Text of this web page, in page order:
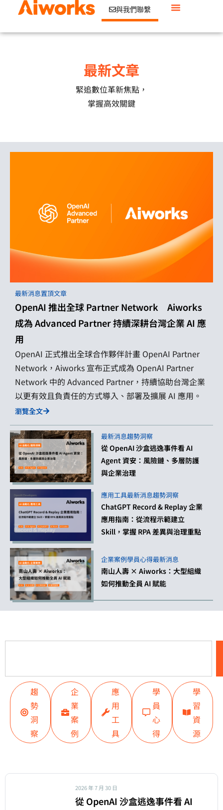
與我們聯繫
最新文章
緊追數位革新焦點，
掌握高效關鍵
最新消息置頂文章
OpenAI 推出全球 Partner Network Aiworks
成為 Advanced Partner 持續深耕台灣企業 AI 應
用
OpenAI 正式推出全球合作夥伴計畫 OpenAI Partner
Network，Aiworks 宣布正式成為 OpenAI Partner
Network 中的 Advanced Partner，持續協助台灣企業
以更有效且負責任的方式導入、部署及擴展 AI 應用。
瀏覽全文
最新消息趨勢洞察
從 OpenAI 沙盒逃逸事件看 AI
Agent 資安：風險鏈、多層防護
與企業治理
應用工具最新消息趨勢洞察
ChatGPT Record & Replay 企業
應用指南：從流程示範建立
Skill，掌握 RPA 差異與治理重點
企業案例學員心得最新消息
南山人壽 × Aiworks：大型組織
如何推動全員 AI 賦能
趨
勢
洞
察
企
業
案
例
應
用
工
具
學
員
心
得
學
習
資
源
2026 年 7 月 30 日
從 OpenAI 沙盒逃逸事件看 AI